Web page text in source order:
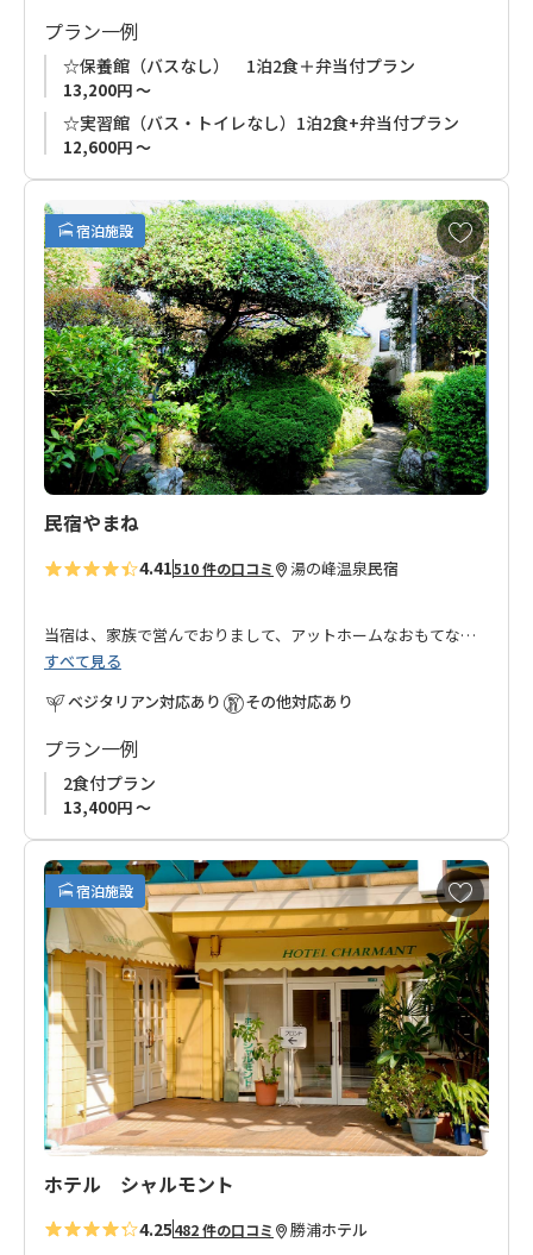
プラン一例
☆保養館（バスなし） 1泊2食＋弁当付プラン
13,200円 ～
☆実習館（バス・トイレなし）1泊2食+弁当付プラン
12,600円 ～
宿泊施設
お
気
に
入
り
に
追
加
民宿やまね
4.41510 件の口コミ 湯の峰温泉民宿
当宿は、家族で営んでおりまして、アットホームなおもてなし
でお迎えさせていただきます。
地元の旬の素材と温泉水を使用した、すべて手作りのお料理で
す。
温泉は24時間かけ流しの薬湯となっております。
また、世界遺産唯一の湯と言われる湯の峰温泉のつぼ湯も歩い
是非、一度わが民宿やまねにいらしてください。皆様のお越し
を心よりお待ちしております。
■ご予約受付について
◆当館は1室2名様からのご利用とさせて頂きます。
◆お申込みの受付はご利用希望日の３ケ月前からです。
◆連泊はお受けできません。ご了承ください。
すべて見る
ベジタリアン対応あり
その他対応あり
プラン一例
2食付プラン
13,400円 ～
宿泊施設
お
気
に
入
り
に
追
加
ホテル シャルモント
4.25482 件の口コミ 勝浦ホテル